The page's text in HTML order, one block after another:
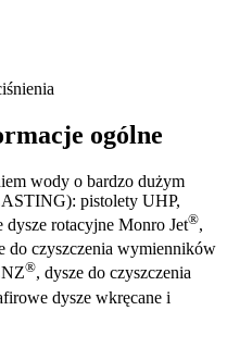
ogólne
wody o bardzo dużym
pistolety UHP,
dysze rotacyjne Monro Jet®,
do czyszczenia wymienników
®, dysze do czyszczenia
dysze wkręcane i